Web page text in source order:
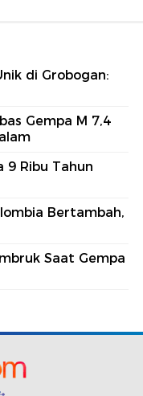
di Grobogan:
Gempa M 7,4
9 Ribu Tahun
Bertambah,
Saat Gempa